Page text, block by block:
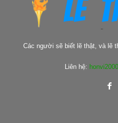
Các người sẽ biết lẽ thật, và lẽ
Liên hệ: